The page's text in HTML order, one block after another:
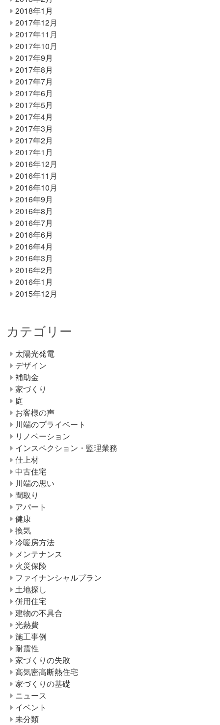
2018年1月
2017年12月
2017年11月
2017年10月
2017年9月
2017年8月
2017年7月
2017年6月
2017年5月
2017年4月
2017年3月
2017年2月
2017年1月
2016年12月
2016年11月
2016年10月
2016年9月
2016年8月
2016年7月
2016年6月
2016年4月
2016年3月
2016年2月
2016年1月
2015年12月
カテゴリー
太陽光発電
デザイン
補助金
家づくり
庭
お客様の声
川端のプライベート
リノベーション
インスペクション・監理業務
仕上材
中古住宅
川端の思い
間取り
アパート
健康
換気
冷暖房方法
メンテナンス
火災保険
ファイナンシャルプラン
土地探し
併用住宅
建物の不具合
光熱費
施工事例
耐震性
家づくりの失敗
高気密高断熱住宅
家づくりの基礎
ニュース
イベント
未分類